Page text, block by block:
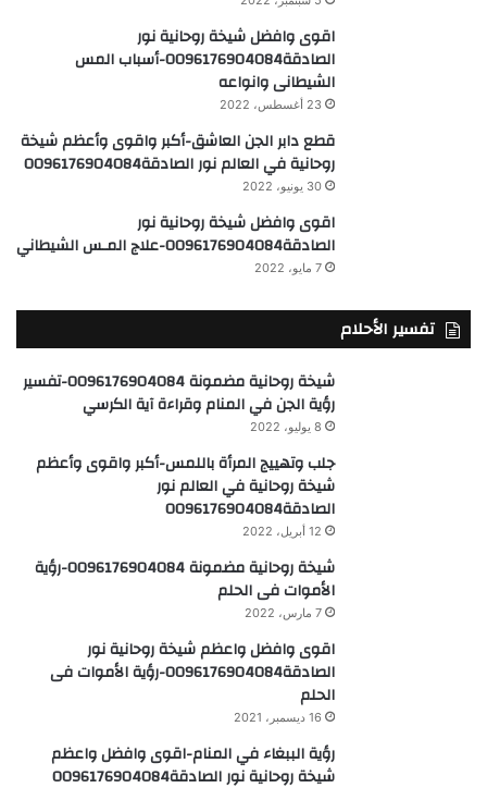
قطع دابر الجن العاشق-أكبر واقوى وأعظم شيخة
روحانية في العالم نور الصادقة0096176904084
30 يونيو، 2022
اقوى وافضل شيخة روحانية نور
7 مايو، 2022
شيخة روحانية مضمونة 0096176904084-تفسير
رؤية الجن في المنام وقراءة آية الكرسي
الصادقة0096176904084
12 أبريل، 2022
الأموات فى الحلم
7 مارس، 2022
اقوى وافضل واعظم شيخة روحانية نور
الحلم
16 ديسمبر، 2021
رؤية الببغاء في المنام-اقوى وافضل واعظم
شيخة روحانية نور الصادقة0096176904084
1 ديسمبر، 2021
تفسير ولاده الذكر في المنام|اقوى وافضل
واعظم شيخة روحانية نور
الصادقة0096176904084
6 سبتمبر، 2021